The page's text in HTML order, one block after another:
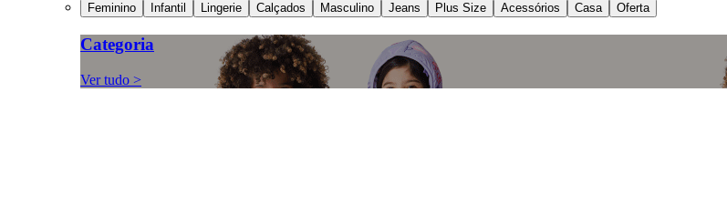
Feminino Infantil Lingerie Calçados Masculino Jeans Plus Size Acessórios Casa Oferta
Categoria
Ver tudo >